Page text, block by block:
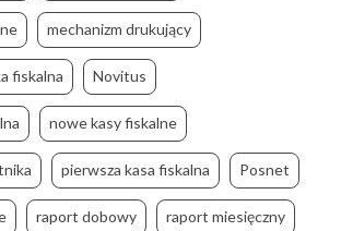
mechanizm drukujący
fiskalna Novitus
nowe kasy fiskalne
pierwsza kasa fiskalna Posnet
raport dobowy raport miesięczny